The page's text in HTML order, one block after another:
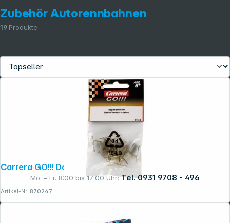
Mo. – Fr. 8:00 bis 17:00 Uhr: Tel. 0931 9708 - 496
Zubehör Autorennbahnen
19 Produkte
Carrera GO!!! Doppelschleifer 61510
Artikel-Nr.:870247